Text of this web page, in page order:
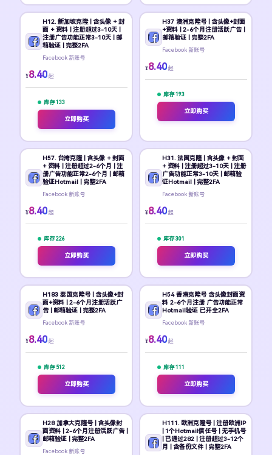
H12. 新加坡克隆 | 含头像 + 封
面 + 资料 | 注册超过3-10天 |
注册广告功能正常3-10天 | 邮
箱验证 | 完整2FA
Facebook 新账号
¥8.40 起
库存 133
立即购买
H37 澳洲克隆号 | 含头像+封面
+资料 | 2-6个月注册活跃广告 |
邮箱验证 | 完整2FA
Facebook 新账号
¥8.40 起
库存 193
立即购买
H57. 台湾克隆 | 含头像 + 封面
+ 资料 | 注册超过2-6个月 | 注
册广告功能正常2-6个月 | 邮箱
验证Hotmail | 完整2FA
Facebook 新账号
¥8.40 起
库存 226
立即购买
H31. 法国克隆 | 含头像 + 封面
+ 资料 | 注册超过3-10天 | 注册
广告功能正常3-10天 | 邮箱验
证Hotmail | 完整2FA
Facebook 新账号
¥8.40 起
库存 301
立即购买
H183 泰国克隆号 | 含头像+封
面+资料 | 2-6个月注册活跃广
告 | 邮箱验证 | 完整2FA
Facebook 新账号
¥8.40 起
库存 512
立即购买
H54 香港克隆号 含头像封面资
料 2-6个月注册 广告功能正常
Hotmail验证 已开全2FA
Facebook 新账号
¥8.40 起
库存 111
立即购买
H28 加拿大克隆号 | 含头像封
面资料 | 2-6个月注册活跃广告 |
邮箱验证 | 完整2FA
Facebook 新账号
H111. 欧洲克隆号 | 注册欧洲IP
| 1个Hotmail信任号 | 无手机号
| 已通过282 | 注册超过3-12个
月 | 含备份文件 | 完整2FA